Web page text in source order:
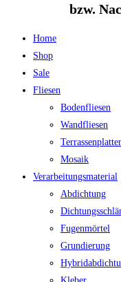
bzw.
Home
Shop
Sale
Fliesen
Bodenfliesen
Wandfliesen
Mosaik
Verarbeitungsmaterial
Abdichtung
Fugenmörtel
Grundierung